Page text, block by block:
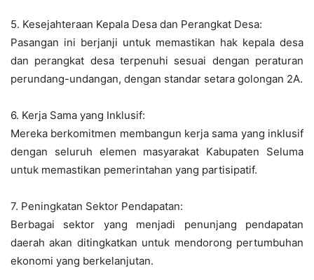
5. Kesejahteraan Kepala Desa dan Perangkat Desa:
Pasangan ini berjanji untuk memastikan hak kepala desa
dan perangkat desa terpenuhi sesuai dengan peraturan
perundang-undangan, dengan standar setara golongan 2A.
6. Kerja Sama yang Inklusif:
Mereka berkomitmen membangun kerja sama yang inklusif
dengan seluruh elemen masyarakat Kabupaten Seluma
untuk memastikan pemerintahan yang partisipatif.
7. Peningkatan Sektor Pendapatan:
Berbagai sektor yang menjadi penunjang pendapatan
daerah akan ditingkatkan untuk mendorong pertumbuhan
ekonomi yang berkelanjutan.